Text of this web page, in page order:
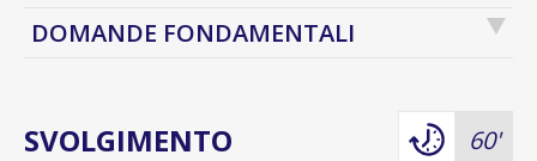
DOMANDE FONDAMENTALI
SVOLGIMENTO 60'